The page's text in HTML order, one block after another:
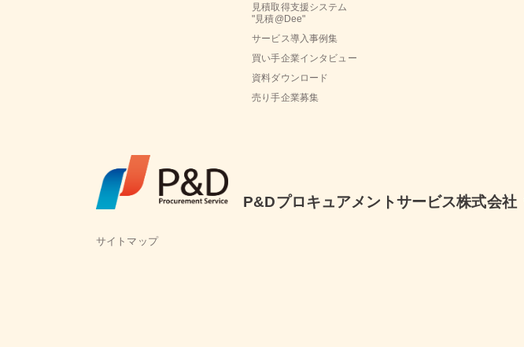
見積取得支援システム
"見積@Dee"
サービス導入事例集
買い手企業インタビュー
資料ダウンロード
売り手企業募集
P&Dプロキュアメントサービス株式会社
サイトマップ